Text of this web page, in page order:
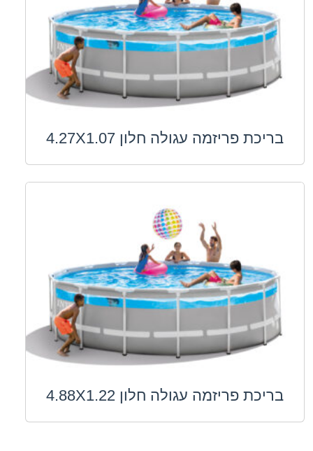
בריכת פריזמה עגולה חלון 4.27X1.07
בריכת פריזמה עגולה חלון 4.88X1.22